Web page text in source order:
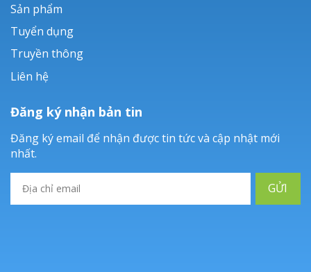
Sản phẩm
Tuyển dụng
Truyền thông
Liên hệ
Đăng ký nhận bản tin
Đăng ký email để nhận được tin tức và cập nhật mới
nhất.
GỬI